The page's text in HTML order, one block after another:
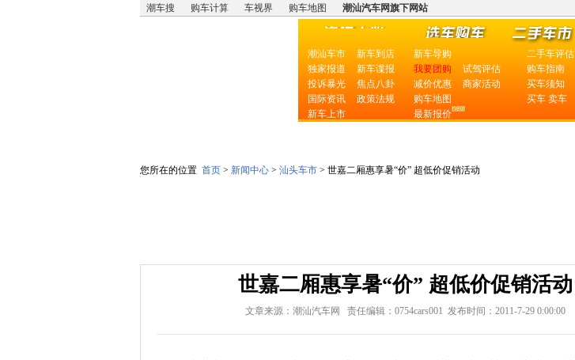
潮车搜 购车计算 车视界 购车地图 潮汕汽车网旗下网站
潮汕车市
新车到店
独家报道
新车谍报
投诉暴光
焦点八卦
国际资讯
政策法规
新车上市
新车导购
我要团购
试驾评估
减价优惠
商家活动
购车地图
最新报价
二手车评估
购车指南
买车须知
买车 卖车
您所在的位置 首页 > 新闻中心 > 汕头车市 > 世嘉二厢惠享暑“价” 超低价促销活动
世嘉二厢惠享暑“价” 超低价促销活动
文章来源：潮汕汽车网 责任编辑：0754cars001 发布时间：2011-7-29 0:00:00